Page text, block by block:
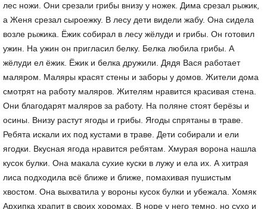
лес ножи. Они срезали грибы внизу у ножек. Дима срезал рыжик,
а Женя срезал сыроежку. В лесу дети видели жабу. Она сидела
возле рыжика. Ёжик собирал в лесу жёлуди и грибы. Он готовил
ужин. На ужин он пригласил белку. Белка любила грибы. А
жёлуди ел ёжик. Ёжик и белка дружили. Дядя Вася работает
маляром. Маляры красят стены и заборы у домов. Жители дома
смотрят на работу маляров. Жителям нравится красивая стена.
Они благодарят маляров за работу. На поляне стоят берёзы и
осины. Внизу растут ягоды и грибы. Ягоды спрятаны в траве.
Ребята искали их под кустами в траве. Дети собирали и ели
ягодки. Вкусная ягода нравится ребятам. Хмурая ворона нашла
кусок булки. Она макала сухие куски в лужу и ела их. А хитрая
лиса подходила всё ближе и ближе, помахивая пушистым
хвостом. Она выхватила у вороны кусок булки и убежала. Хомяк
Архипка храпит в своих хоромах. В норе у него темно, но сухо и